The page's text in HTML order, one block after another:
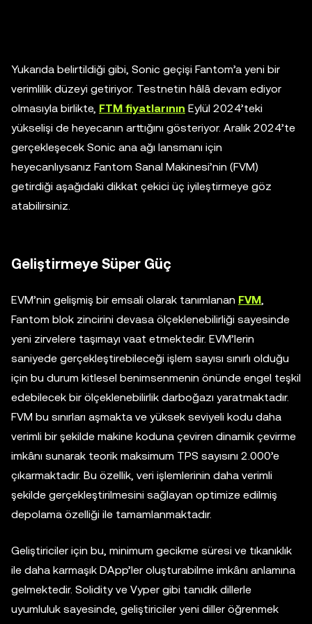
Yukarıda belirtildiği gibi, Sonic geçişi Fantom’a yeni bir
verimlilik düzeyi getiriyor. Testnetin hâlâ devam ediyor
olmasıyla birlikte, FTM fiyatlarının Eylül 2024’teki
yükselişi de heyecanın arttığını gösteriyor. Aralık 2024’te
gerçekleşecek Sonic ana ağı lansmanı için
heyecanlıysanız Fantom Sanal Makinesi’nin (FVM)
getirdiği aşağıdaki dikkat çekici üç iyileştirmeye göz
atabilirsiniz.
Geliştirmeye Süper Güç
EVM’nin gelişmiş bir emsali olarak tanımlanan FVM,
Fantom blok zincirini devasa ölçeklenebilirliği sayesinde
yeni zirvelere taşımayı vaat etmektedir. EVM’lerin
saniyede gerçekleştirebileceği işlem sayısı sınırlı olduğu
için bu durum kitlesel benimsenmenin önünde engel teşkil
edebilecek bir ölçeklenebilirlik darboğazı yaratmaktadır.
FVM bu sınırları aşmakta ve yüksek seviyeli kodu daha
verimli bir şekilde makine koduna çeviren dinamik çevirme
imkânı sunarak teorik maksimum TPS sayısını 2.000’e
çıkarmaktadır. Bu özellik, veri işlemlerinin daha verimli
şekilde gerçekleştirilmesini sağlayan optimize edilmiş
depolama özelliği ile tamamlanmaktadır.
Geliştiriciler için bu, minimum gecikme süresi ve tıkanıklık
ile daha karmaşık DApp’ler oluşturabilme imkânı anlamına
gelmektedir. Solidity ve Vyper gibi tanıdık dillerle
uyumluluk sayesinde, geliştiriciler yeni diller öğrenmek